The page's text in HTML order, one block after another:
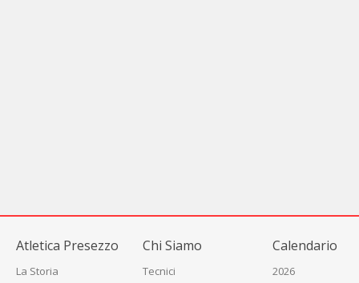
Atletica Presezzo
La Storia
Chi Siamo
Tecnici
Calendario
2026